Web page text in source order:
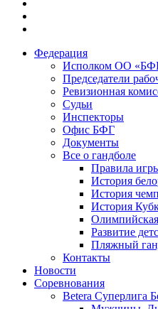
Федерация
Исполком ОО
Председатели
Ревизионная
Судьи
Инспекторы
Офис БФГ
Документы
Все о гандболе
Правила
История
История
История
Олимпийская
Развитие
Пляжный
Контакты
Новости
Соревнования
Betera Суперлига